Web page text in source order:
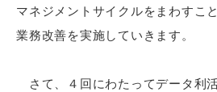
マネジメントサイクルをまわすこ
業務改善を実施していきます。
さて、４回にわたってデータ利